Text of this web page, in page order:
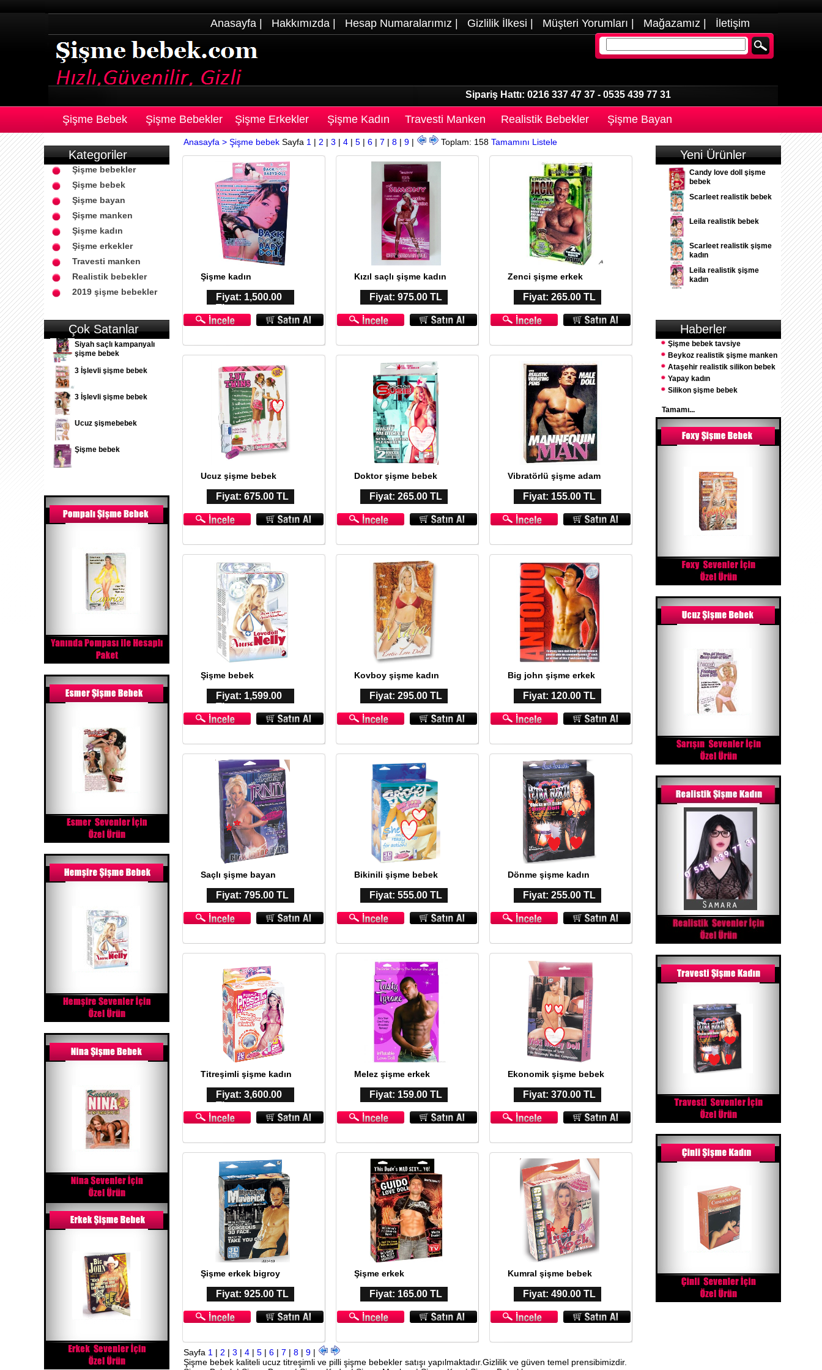
Anasayfa Hakkımızda Hesap Numaralarımız Gizlilik İlkesi Müşteri Yorumları Mağazamız İletişim
Sipariş Hattı: 0216 337 47 37 - 0535 439 77 31
Şişme Bebek Şişme Bebekler Şişme Erkekler Şişme Kadın Travesti Manken Realistik Bebekler Şişme Bayan
Kategoriler
Şişme bebekler
Şişme bebek
Şişme bayan
Şişme manken
Şişme kadın
Şişme erkekler
Travesti manken
Realistik bebekler
2019 şişme bebekler
Çok Satanlar
Siyah saçlı kampanyalı
şişme bebek
3 İşlevli şişme bebek
3 İşlevli şişme bebek
Ucuz şişmebebek
Şişme bebek
Anasayfa > Şişme bebek Sayfa 1 | 2 | 3 | 4 | 5 | 6 | 7 | 8 | 9 | Toplam: 158 Tamamını Listele
Şişme kadın
Fiyat: 1,500.00
TL
Kızıl saçlı şişme kadın
Fiyat: 975.00 TL
Zenci şişme erkek
Fiyat: 265.00 TL
Ucuz şişme bebek
Fiyat: 675.00 TL
Doktor şişme bebek
Fiyat: 265.00 TL
Vibratörlü şişme adam
Fiyat: 155.00 TL
Şişme bebek
Fiyat: 1,599.00
TL
Kovboy şişme kadın
Fiyat: 295.00 TL
Big john şişme erkek
Fiyat: 120.00 TL
Saçlı şişme bayan
Fiyat: 795.00 TL
Bikinili şişme bebek
Fiyat: 555.00 TL
Dönme şişme kadın
Fiyat: 255.00 TL
Titreşimli şişme kadın
Fiyat: 3,600.00
TL
Melez şişme erkek
Fiyat: 159.00 TL
Ekonomik şişme bebek
Fiyat: 370.00 TL
Şişme erkek bigroy
Fiyat: 925.00 TL
Şişme erkek
Fiyat: 165.00 TL
Kumral şişme bebek
Fiyat: 490.00 TL
Sayfa 1 | 2 | 3 | 4 | 5 | 6 | 7 | 8 | 9 |
Şişme bebek kaliteli ucuz titreşimli ve pilli şişme bebekler satışı yapılmaktadır.Gizlilik ve güven temel prensibimizdir.
Yeni Ürünler
Candy love doll şişme
bebek
Scarleet realistik bebek
Leila realistik bebek
Scarleet realistik şişme
kadın
Leila realistik şişme
kadın
Haberler
Şişme bebek tavsiye
Beykoz realistik şişme manken
Ataşehir realistik silikon bebek
Yapay kadın
Silikon şişme bebek
Tamamı...